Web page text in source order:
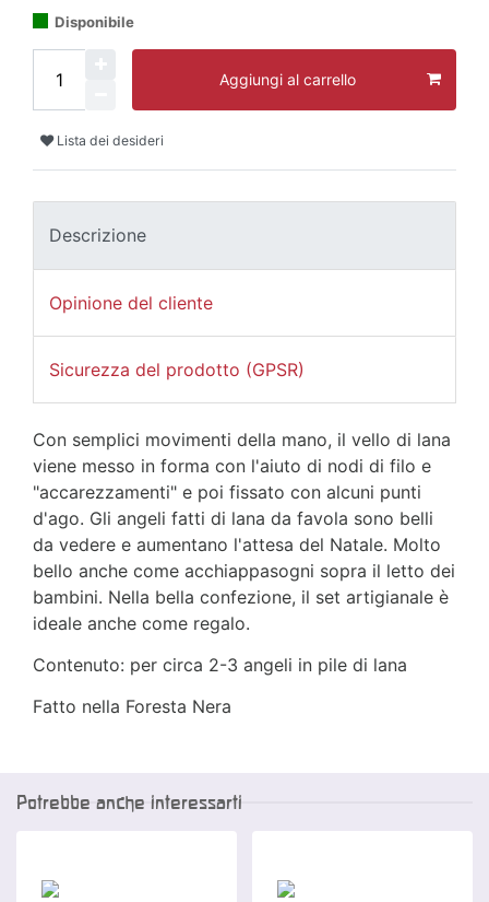
Disponibile
Aggiungi al carrello
Lista dei desideri
Descrizione
Opinione del cliente
Sicurezza del prodotto (GPSR)
Con semplici movimenti della mano, il vello di lana
viene messo in forma con l'aiuto di nodi di filo e
"accarezzamenti" e poi fissato con alcuni punti
d'ago. Gli angeli fatti di lana da favola sono belli
da vedere e aumentano l'attesa del Natale. Molto
bello anche come acchiappasogni sopra il letto dei
bambini. Nella bella confezione, il set artigianale è
ideale anche come regalo.
Contenuto: per circa 2-3 angeli in pile di lana
Fatto nella Foresta Nera
Potrebbe anche interessarti